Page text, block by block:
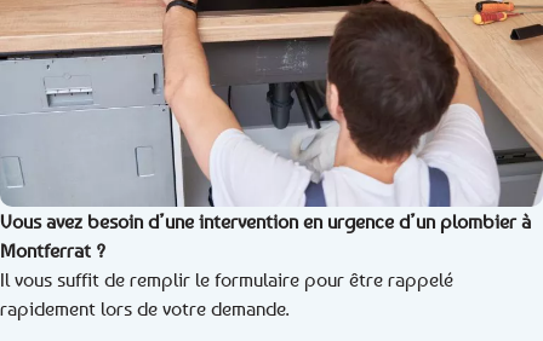
Vous avez besoin d’une intervention en urgence d’un plombier à
Montferrat ?
Il vous suffit de remplir le formulaire pour être rappelé
rapidement lors de votre demande.